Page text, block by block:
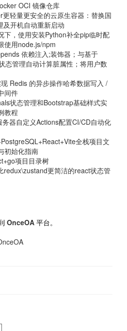
OCI 镜像仓库
轻量更安全的云原生容器：替换国
及开机自动重新启动
下，使用安装Python补全pip临时配
使用node.js/npm
依赖注入;装饰器；与基于
态管理自动计算脏属性；将用户数
Redis 的异步操作哈希数据写入 /
间件
状态管理和Bootstrap基础样式实
教程
器自定义Actions配置CI/CD自动化
全栈项目文
初始化指南
项目目录树
redux\zustand更简洁的react状态管
OnceOA 平台。